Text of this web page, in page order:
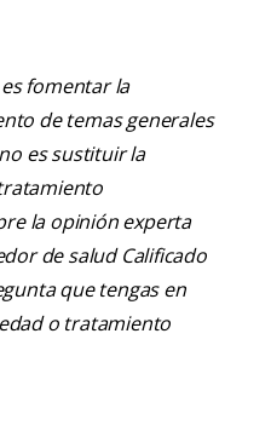
fomentar la
de temas generales
es sustituir la
la opinión experta
de salud Calificado
que tengas en
o tratamiento